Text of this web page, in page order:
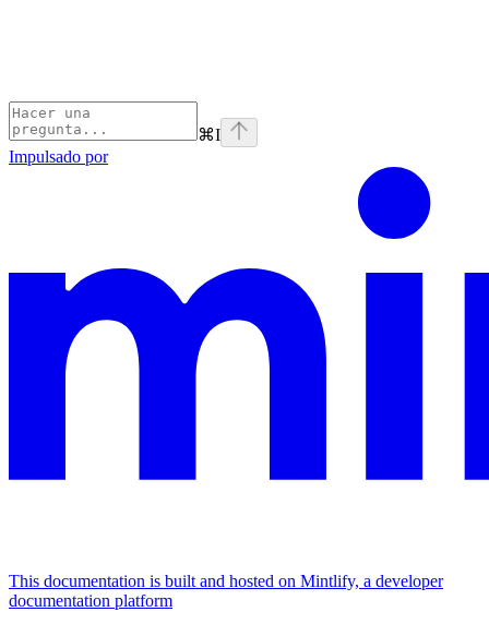
⌘I
Impulsado por
This documentation is built and hosted on Mintlify, a developer
documentation platform